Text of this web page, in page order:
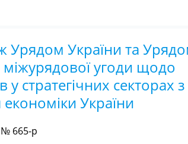
Урядом України та
угоди щодо
у стратегічних секторах з
економіки України
665-р